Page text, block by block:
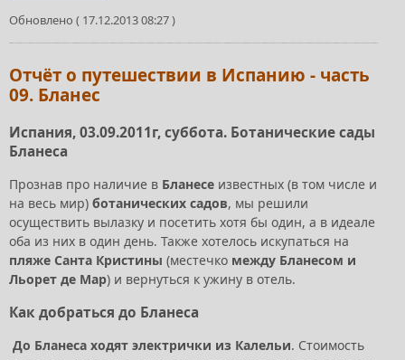
Обновлено ( 17.12.2013 08:27 )
Отчёт о путешествии в Испанию - часть
09. Бланес
Испания, 03.09.2011г, суббота. Ботанические сады
Бланеса
Прознав про наличие в Бланесе известных (в том числе и
на весь мир) ботанических садов, мы решили
осуществить вылазку и посетить хотя бы один, а в идеале
оба из них в один день. Также хотелось искупаться на
пляже Санта Кристины (местечко между Бланесом и
Льорет де Мар) и вернуться к ужину в отель.
Как добраться до Бланеса
До Бланеса ходят электрички из Калельи. Стоимость